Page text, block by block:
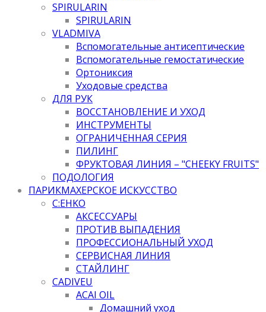
SPIRULARIN
SPIRULARIN
VLADMIVA
Вспомогательные антисептические
Вспомогательные гемостатические
Ортониксия
Уходовые средства
ДЛЯ РУК
ВОССТАНОВЛЕНИЕ И УХОД
ИНСТРУМЕНТЫ
ОГРАНИЧЕННАЯ СЕРИЯ
ПИЛИНГ
ФРУКТОВАЯ ЛИНИЯ – "CHEEKY FRUITS"
ПОДОЛОГИЯ
ПАРИКМАХЕРСКОЕ ИСКУССТВО
C:EHKO
АКСЕССУАРЫ
ПРОТИВ ВЫПАДЕНИЯ
ПРОФЕССИОНАЛЬНЫЙ УХОД
СЕРВИСНАЯ ЛИНИЯ
СТАЙЛИНГ
CADIVEU
ACAI OIL
Домашний уход